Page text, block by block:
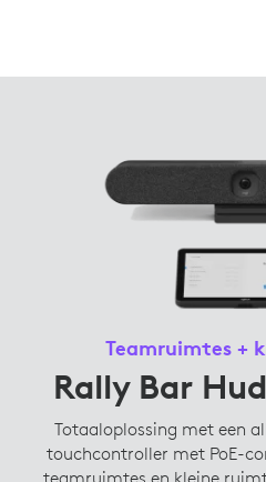
Teamruimtes +
Rally Bar
Totaaloplossing met een
touchcontroller met PoE-